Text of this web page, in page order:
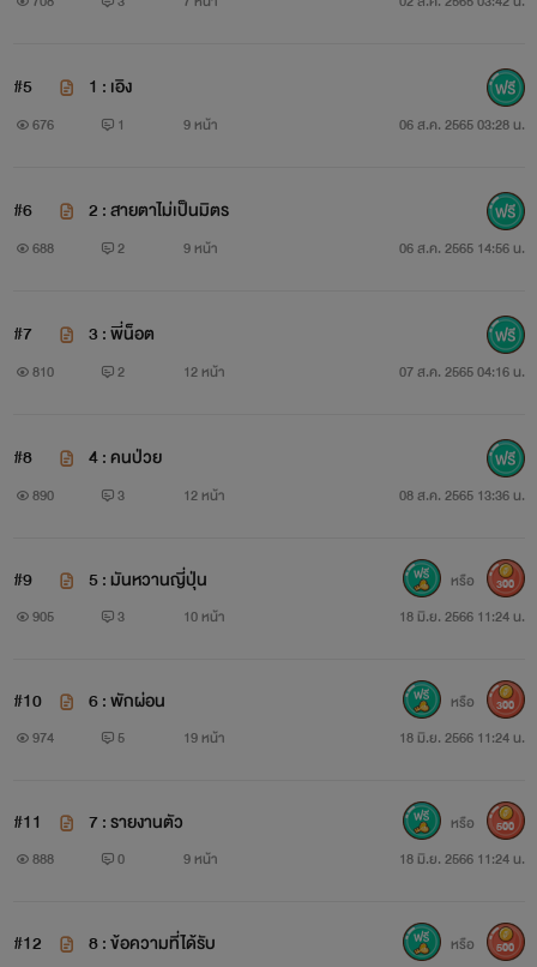
#5 1 : เอิง
676 1 9 หน้า 06 ส.ค. 2565 03:28 น.
#6 2 : สายตาไม่เป็นมิตร
688 2 9 หน้า 06 ส.ค. 2565 14:56 น.
#7 3 : พี่น็อต
810 2 12 หน้า 07 ส.ค. 2565 04:16 น.
#8 4 : คนป่วย
890 3 12 หน้า 08 ส.ค. 2565 13:36 น.
#9 5 : มันหวานญี่ปุ่น
905 3 10 หน้า 18 มิ.ย. 2566 11:24 น.
หรือ 300
#10 6 : พักผ่อน
974 5 19 หน้า 18 มิ.ย. 2566 11:24 น.
หรือ 300
#11 7 : รายงานตัว
888 0 9 หน้า 18 มิ.ย. 2566 11:24 น.
หรือ 500
#12 8 : ข้อความที่ได้รับ หรือ 500